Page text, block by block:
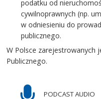
podatku od
cywilnoprawnych (np.
w odniesieniu do
publicznego.
W Polsce zarejestrowanych
Publicznego.
PODCAST AUDIO